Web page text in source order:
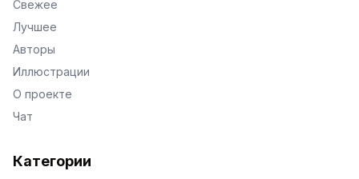
Свежее
Лучшее
Авторы
Иллюстрации
О проекте
Чат
Категории